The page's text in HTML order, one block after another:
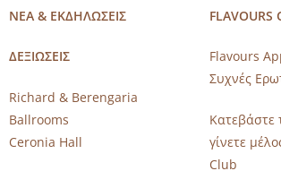
ΝΕΑ & ΕΚΔΗΛΩΣΕΙΣ
ΔΕΞΙΩΣΕΙΣ
Richard & Berengaria
Ballrooms
Ceronia Hall
FLAVOURS
Flavours
Συχνές
Κατεβάστε
γίνετε
Club